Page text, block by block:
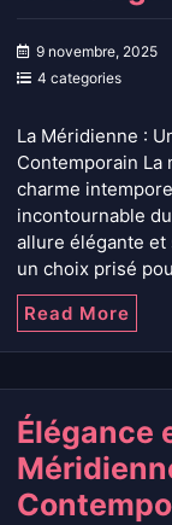
9 novembre, 2025
4 categories
La Méridienne :
Contemporain La
charme
incontournable
allure élégante
un choix prisé
Read More
Élégance